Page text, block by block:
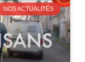
NOS ACTUALITÉS